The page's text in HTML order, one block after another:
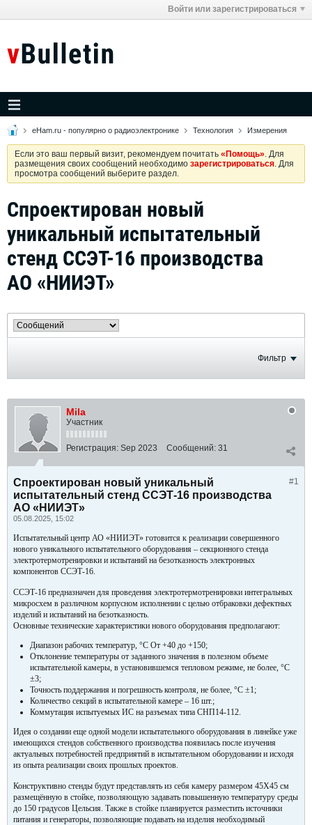
Войти или зарегистрироваться
eHam.ru - популярно о радиоэлектронике Технология Измерения
Если это ваш первый визит, рекомендуем почитать «Помощь». Для
размещения своих сообщений необходимо зарегистрироваться. Для
просмотра сообщений выберите раздел.
Спроектирован новый
уникальный испытательный
стенд ССЭТ-16 производства
АО «НИИЭТ»
Фильтр
Mila
Участник
Регистрация: Sep 2023 Сообщений: 31
#1
Спроектирован новый уникальный
испытательный стенд ССЭТ-16 производства
АО «НИИЭТ»
05.08.2025, 15:02
Испытательный центр АО «НИИЭТ» готовится к реализации совершенного
нового уникального испытательного оборудования – секционного стенда
электротермотренировки и испытаний на безотказность электронных
компонентов ССЭТ-16.
ССЭТ-16 предназначен для проведения электротермотренировки интегральных
микросхем в различном корпусном исполнении с целью отбраковки дефектных
изделий и испытаний на безотказность.
Основные технические характеристики нового оборудования предполагают:
Диапазон рабочих температур, °С От +40 до +150;
Отклонение температуры от заданного значения в полезном объеме
испытательной камеры, в установившемся тепловом режиме, не более, °С
±3;
Точность поддержания и погрешность контроля, не более, °С ±1;
Количество секций в испытательной камере – 16 шт.;
Коммутация испытуемых ИС на разъемах типа СНП14-112.
Идея о создании еще одной модели испытательного оборудования в линейке уже
имеющихся стендов собственного производства появилась после изучения
актуальных потребностей предприятий в испытательном оборудовании и исходя
из опыта реализации своих прошлых проектов.
Конструктивно стенды будут представлять из себя камеру размером 45X45 см
размещённую в стойке, позволяющую задавать повышенную температуру среды
до 150 градусов Цельсия. Также в стойке планируется разместить источники
питания и генераторы, позволяющие подавать на изделия необходимый